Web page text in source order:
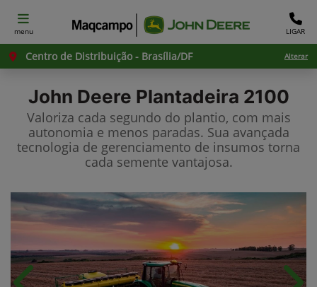
menu LIGAR
Centro de Distribuição - Brasília/DF Alterar
John Deere Plantadeira 2100
Valoriza cada segundo do plantio, com mais
autonomia e menos paradas. Sua avançada
tecnologia de gerenciamento de insumos torna
cada semente vantajosa.